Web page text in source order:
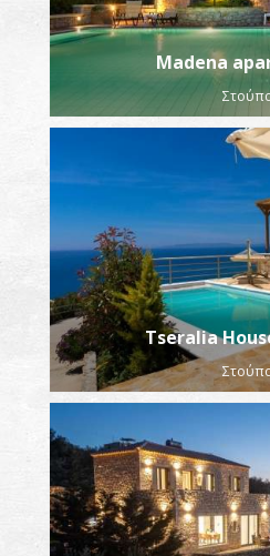
Madena
Tseralia